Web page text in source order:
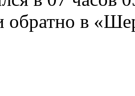
обратно в